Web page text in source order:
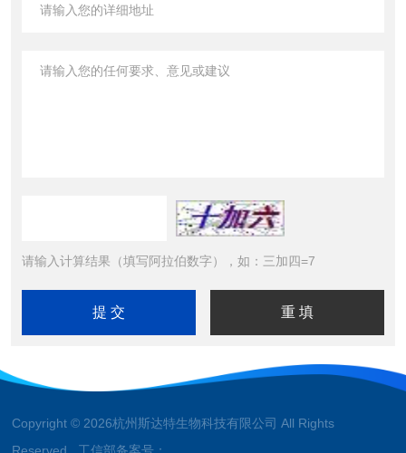
请输入计算结果（填写阿拉伯数字），如：三加四=7
Copyright © 2026杭州斯达特生物科技有限公司 All Rights